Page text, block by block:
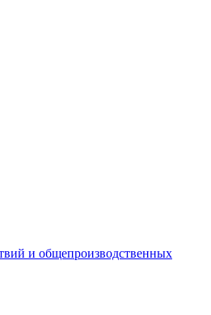
и общепроизводственных